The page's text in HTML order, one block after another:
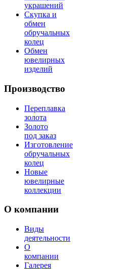
украшений
Скупка и
обмен
обручальных
колец
Обмен
ювелирных
изделий
Производство
Переплавка
золота
Золото
под заказ
Изготовление
обручальных
колец
Новые
ювелирные
коллекции
О компании
Виды
деятельности
О
компании
Галерея